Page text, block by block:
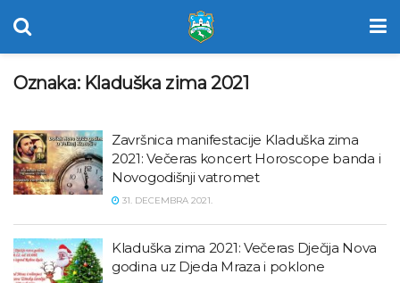
Oznaka: Kladuška zima 2021
Završnica manifestacije Kladuška zima
2021: Večeras koncert Horoscope banda i
Novogodišnji vatromet
31. DECEMBRA 2021.
Kladuška zima 2021: Večeras Dječija Nova
godina uz Djeda Mraza i poklone